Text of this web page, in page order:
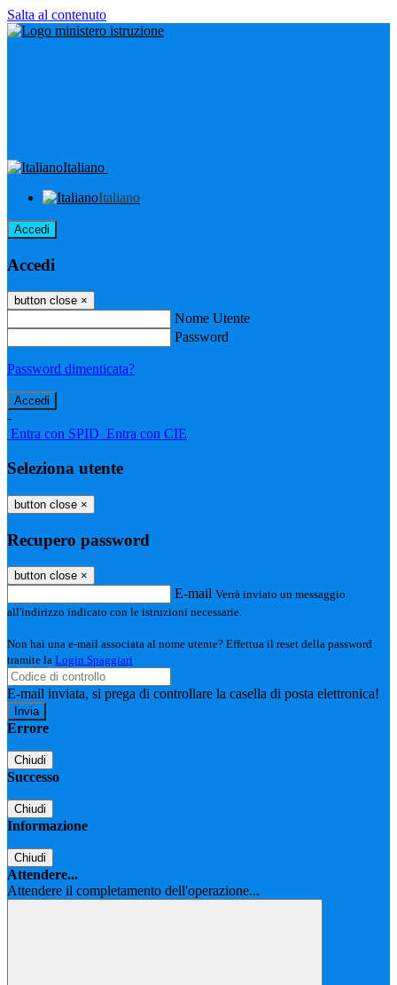
Salta al contenuto
Italiano
Italiano
Accedi
Accedi
button close ×
Nome Utente
Password
Password dimenticata?
-
Entra con SPID Entra con CIE
Seleziona utente
button close ×
Recupero password
button close ×
E-mail Verrà inviato un messaggio
all'indirizzo indicato con le istruzioni necessarie.
Non hai una e-mail associata al nome utente? Effettua il reset della password
tramite la Login Spaggiari
E-mail inviata, si prega di controllare la casella di posta elettronica!
Errore
Chiudi
Successo
Chiudi
Informazione
Chiudi
Attendere...
Attendere il completamento dell'operazione...